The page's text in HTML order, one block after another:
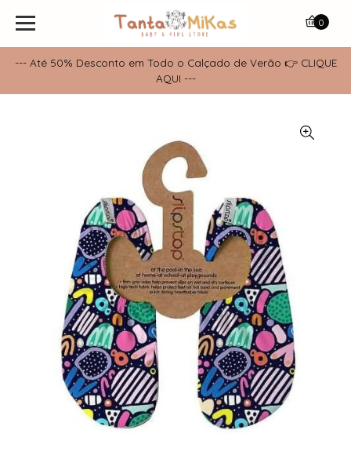
--- Até 50% Desconto em Todo o Calçado de Verão 👉 CLIQUE
AQUI ---
0